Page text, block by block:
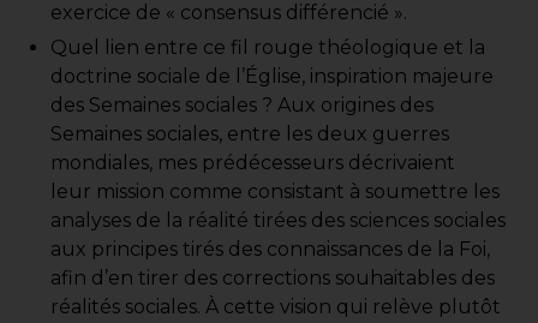
exercice de « consensus différencié ».
Quel lien entre ce fil rouge théologique et la
doctrine sociale de l’Église, inspiration majeure
des Semaines sociales ? Aux origines des
Semaines sociales, entre les deux guerres
mondiales, mes prédécesseurs décrivaient
leur mission comme consistant à soumettre les
analyses de la réalité tirées des sciences sociales
aux principes tirés des connaissances de la Foi,
afin d’en tirer des corrections souhaitables des
réalités sociales. À cette vision qui relève plutôt